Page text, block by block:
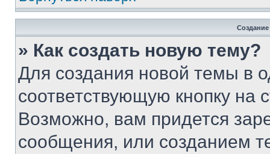
» Как создать новую тему?
Для создания новой темы в
соответствующую кнопку
Возможно, вам придется
сообщения, или созданием